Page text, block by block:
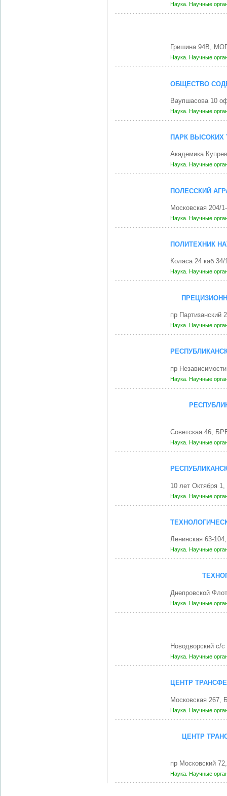
Наука. Научные
Гришина 94В,
Наука. Научные
ОБЩЕСТВО
Ваупшасова 10
Наука. Научные
ПАРК ВЫСОКИХ
Академика
Наука. Научные
ПОЛЕССКИЙ
Московская 204/
Наука. Научные
ПОЛИТЕХНИК
Коласа 24 каб
Наука. Научные
пр
Наука. Научные
пр
Наука. Научные
Советская 46,
Наука. Научные
10 лет Октября
Наука. Научные
Ленинская 63-
Наука. Научные
Днепровской
Наука. Научные
Новодворский
Наука. Научные
ЦЕНТР
Московская 267,
Наука. Научные
ЦЕНТР
пр Московский
Наука. Научные